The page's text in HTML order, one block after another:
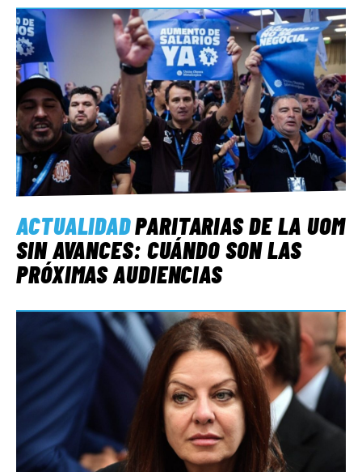
ACTUALIDADPARITARIAS DE LA UOM
SIN AVANCES: CUÁNDO SON LAS
PRÓXIMAS AUDIENCIAS